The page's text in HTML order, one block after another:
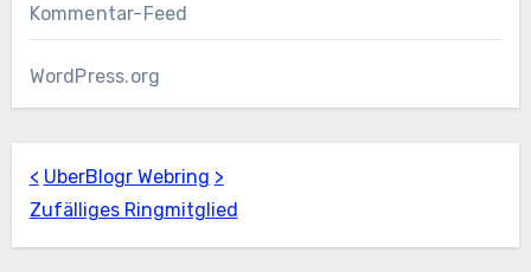
Kommentar-Feed
WordPress.org
< UberBlogr Webring >
Zufälliges Ringmitglied